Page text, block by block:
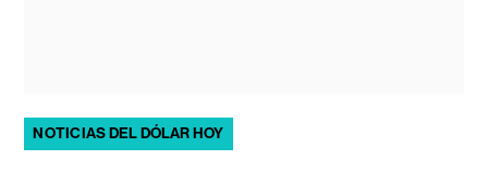
NOTICIAS DEL DÓLAR HOY